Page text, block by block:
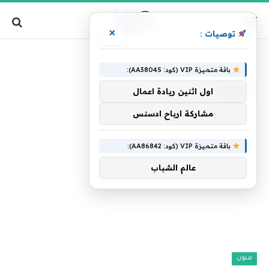
فنون
توصيات : ×
باقة متميزة VIP (كود: AA38045):
اول اثنين ريادة اعمال
مشاركة ارباح ادسنس
باقة متميزة VIP (كود: AA86842):
عالم الشباب